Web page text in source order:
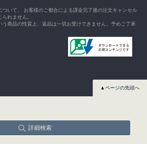
いて、 お客様のご都合による課金完了後の注文キャンセル
れません。
う商品の性質上、返品は一切お受けできません。予めご了承
▲ページの先頭へ
詳細検索